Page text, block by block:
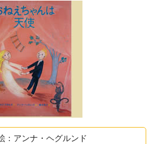
アンナ・ヘグルンド